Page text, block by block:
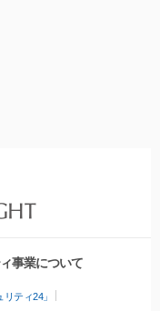
事業について
ティ24」